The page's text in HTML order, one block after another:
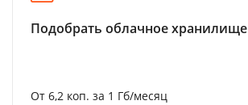
Подобрать облачное хранилище
От 6,2 коп. за 1 Гб/месяц